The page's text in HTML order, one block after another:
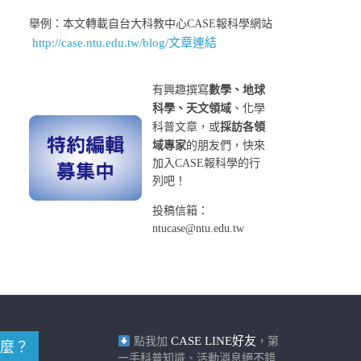
舉例：本文轉載自台大科教中心CASE報科學網站
http://case.ntu.edu.tw/blog/文章連結
有興趣撰寫數學、地球
科學、天文領域 、化學
科普文章，或採訪各領
域專家的朋友們，快來
加入CASE報科學的行
列吧！
投稿信箱：
ntucase@ntu.edu.tw
？ 點我加 CASE LINE好友 ，第
一手科普知識、活動消息絕不錯